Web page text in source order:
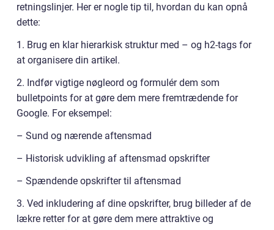
retningslinjer. Her er nogle tip til, hvordan du kan opnå
dette:
1. Brug en klar hierarkisk struktur med – og h2-tags for
at organisere din artikel.
2. Indfør vigtige nøgleord og formulér dem som
bulletpoints for at gøre dem mere fremtrædende for
Google. For eksempel:
– Sund og nærende aftensmad
– Historisk udvikling af aftensmad opskrifter
– Spændende opskrifter til aftensmad
3. Ved inkludering af dine opskrifter, brug billeder af de
lækre retter for at gøre dem mere attraktive og